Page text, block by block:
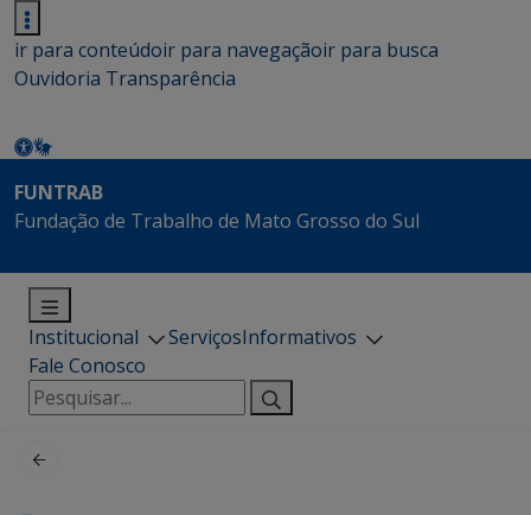
ir para conteúdoir para navegaçãoir para busca
Ouvidoria Transparência
FUNTRAB
Fundação de Trabalho de Mato Grosso do Sul
Institucional ServiçosInformativos
Fale Conosco
Pesquisar
por: